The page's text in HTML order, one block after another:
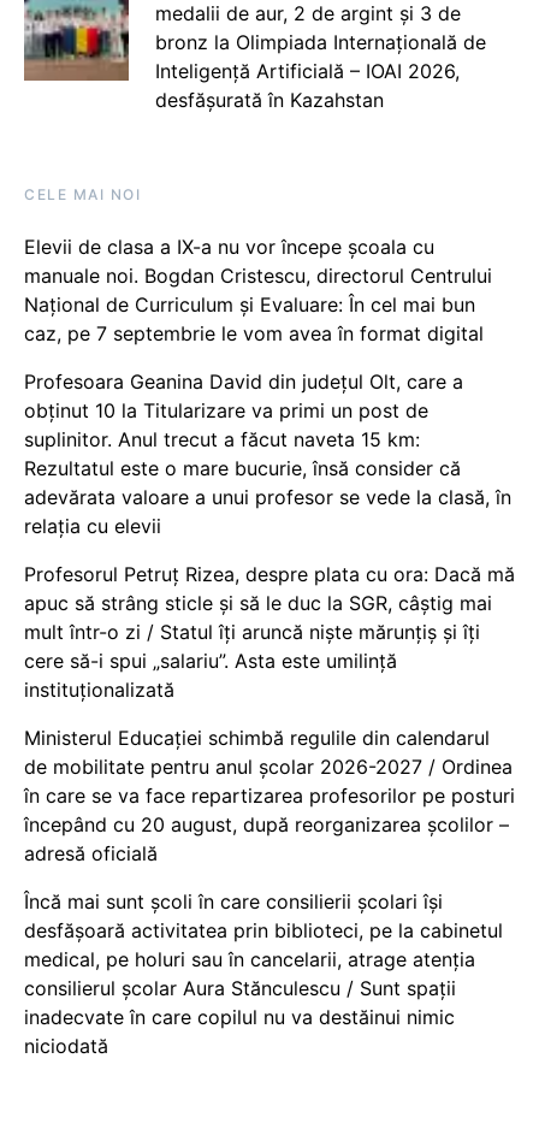
medalii de aur, 2 de argint și 3 de
bronz la Olimpiada Internațională de
Inteligență Artificială – IOAI 2026,
desfășurată în Kazahstan
CELE MAI NOI
Elevii de clasa a IX-a nu vor începe școala cu
manuale noi. Bogdan Cristescu, directorul Centrului
Național de Curriculum și Evaluare: În cel mai bun
caz, pe 7 septembrie le vom avea în format digital
Profesoara Geanina David din județul Olt, care a
obținut 10 la Titularizare va primi un post de
suplinitor. Anul trecut a făcut naveta 15 km:
Rezultatul este o mare bucurie, însă consider că
adevărata valoare a unui profesor se vede la clasă, în
relația cu elevii
Profesorul Petruț Rizea, despre plata cu ora: Dacă mă
apuc să strâng sticle și să le duc la SGR, câștig mai
mult într-o zi / Statul îți aruncă niște mărunțiș și îți
cere să-i spui „salariu”. Asta este umilință
instituționalizată
Ministerul Educației schimbă regulile din calendarul
de mobilitate pentru anul școlar 2026-2027 / Ordinea
în care se va face repartizarea profesorilor pe posturi
începând cu 20 august, după reorganizarea școlilor –
adresă oficială
Încă mai sunt școli în care consilierii școlari își
desfășoară activitatea prin biblioteci, pe la cabinetul
medical, pe holuri sau în cancelarii, atrage atenția
consilierul școlar Aura Stănculescu / Sunt spații
inadecvate în care copilul nu va destăinui nimic
niciodată